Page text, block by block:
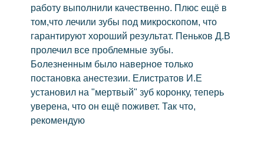
Имплантация зубов
Имплантация всё на шести
Всё на четырех
Протезирование
Несъемное протезирование
Виниры
Керамические виниры
работу выполнили качественно. Плюс ещё в
том,что лечили зубы под микроскопом, что
гарантируют хороший результат. Пеньков Д.В
пролечил все проблемные зубы.
Болезненным было наверное только
постановка анестезии. Елистратов И.Е
установил на "мертвый" зуб коронку, теперь
уверена, что он ещё поживет. Так что,
рекомендую